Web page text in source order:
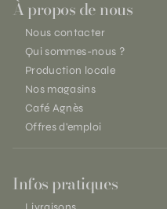
À propos de nous
Nous contacter
Qui sommes-nous ?
Production locale
Nos magasins
Café Agnès
Offres d'emploi
Infos pratiques